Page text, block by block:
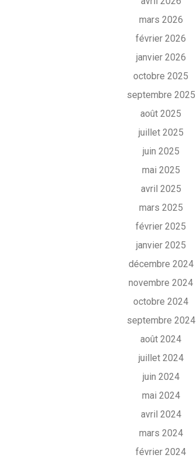
mars 2026
février 2026
janvier 2026
octobre 2025
septembre 2025
août 2025
juillet 2025
juin 2025
mai 2025
avril 2025
mars 2025
février 2025
janvier 2025
décembre 2024
novembre 2024
octobre 2024
septembre 2024
août 2024
juillet 2024
juin 2024
mai 2024
avril 2024
mars 2024
février 2024